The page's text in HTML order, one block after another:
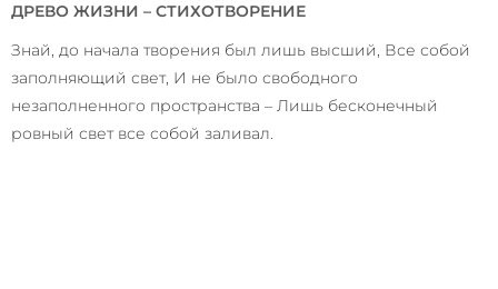
ДРЕВО ЖИЗНИ – СТИХОТВОРЕНИЕ
Знай, до начала творения был лишь высший, Все собой
заполняющий свет, И не было свободного
незаполненного пространства – Лишь бесконечный
ровный свет все собой заливал.